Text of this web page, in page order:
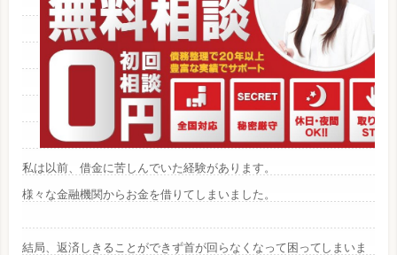
私は以前、借金に苦しんでいた経験があります。
様々な金融機関からお金を借りてしまいました。
結局、返済しきることができず首が回らなくなって困ってしまいま